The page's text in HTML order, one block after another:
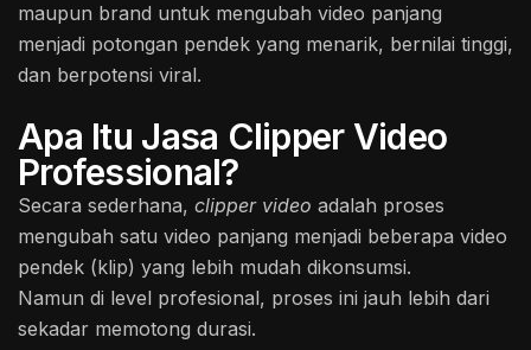
maupun brand untuk mengubah video panjang
menjadi potongan pendek yang menarik, bernilai tinggi,
dan berpotensi viral.
Apa Itu Jasa Clipper Video
Professional?
Secara sederhana, clipper video adalah proses
mengubah satu video panjang menjadi beberapa video
pendek (klip) yang lebih mudah dikonsumsi.
Namun di level profesional, proses ini jauh lebih dari
sekadar memotong durasi.